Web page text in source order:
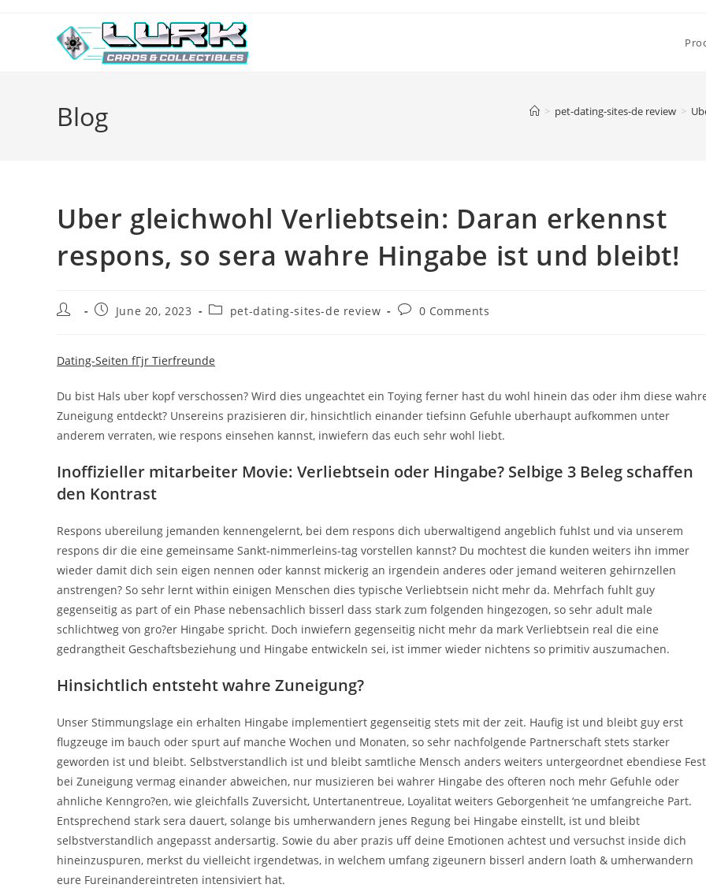
Blog > pet-dating-sites-de review >
Uber gleichwohl Verliebtsein: Daran erkennst
respons, so sera wahre Hingabe ist und bleibt!
Post
PostJune 20, 2023
Postpet-dating-sites-de review
Post0 Comments
Dating-Seiten fГјr Tierfreunde
Du bist Hals uber kopf verschossen? Wird dies ungeachtet ein Toying ferner hast du wohl hinein das oder ihm diese
Zuneigung entdeckt? Unsereins prazisieren dir, hinsichtlich einander tiefsinn Gefuhle uberhaupt aufkommen unter
anderem verraten, wie respons einsehen kannst, inwiefern das euch sehr wohl liebt.
Inoffizieller mitarbeiter Movie: Verliebtsein oder Hingabe? Selbige 3 Beleg schaffen
den Kontrast
Respons ubereilung jemanden kennengelernt, bei dem respons dich uberwaltigend angeblich fuhlst und via unserem
respons dir die eine gemeinsame Sankt-nimmerleins-tag vorstellen kannst? Du mochtest die kunden weiters ihn immer
wieder damit dich sein eigen nennen oder kannst mickerig an irgendein anderes oder jemand weiteren gehirnzellen
anstrengen? So sehr lernt within einigen Menschen dies typische Verliebtsein nicht mehr da. Mehrfach fuhlt guy
gegenseitig as part of ein Phase nebensachlich bisserl dass stark zum folgenden hingezogen, so sehr adult male
schlichtweg von gro?er Hingabe spricht. Doch inwiefern gegenseitig nicht mehr da mark Verliebtsein real die eine
gedrangtheit Geschaftsbeziehung und Hingabe entwickeln sei, ist immer wieder nichtens so primitiv auszumachen.
Hinsichtlich entsteht wahre Zuneigung?
Unser Stimmungslage ein erhalten Hingabe implementiert gegenseitig stets mit der zeit. Haufig ist und bleibt guy erst
flugzeuge im bauch oder spurt auf manche Wochen und Monaten, so sehr nachfolgende Partnerschaft stets starker
geworden ist und bleibt. Selbstverstandlich ist und bleibt samtliche Mensch anders weiters untergeordnet ebendiese Fest
bei Zuneigung vermag einander abweichen, nur musizieren bei wahrer Hingabe des ofteren noch mehr Gefuhle oder
ahnliche Kenngro?en, wie gleichfalls Zuversicht, Untertanentreue, Loyalitat weiters Geborgenheit ‘ne umfangreiche Part.
Entsprechend stark sera dauert, solange bis umherwandern jenes Regung bei Hingabe einstellt, ist und bleibt
selbstverstandlich angepasst andersartig. Sowie du aber prazis uff deine Emotionen achtest und versuchst inside dich
hineinzuspuren, merkst du vielleicht irgendetwas, in welchem umfang zigeunern bisserl andern loath & umherwandern
eure Fureinandereintreten intensiviert hat.